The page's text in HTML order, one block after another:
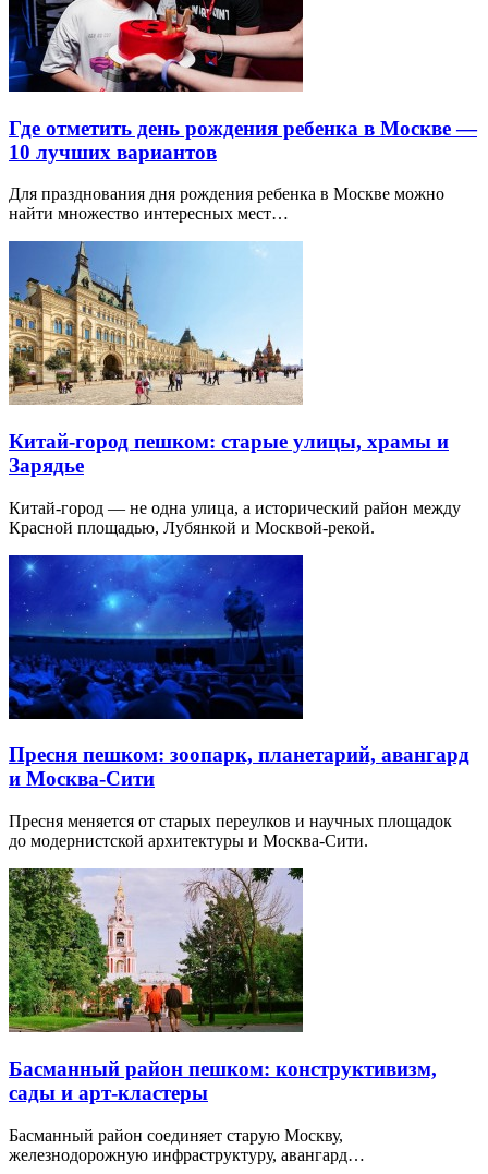
Где отметить день рождения ребенка в Москве —
10 лучших вариантов
Для празднования дня рождения ребенка в Москве можно
найти множество интересных мест…
Китай-город пешком: старые улицы, храмы и
Зарядье
Китай-город — не одна улица, а исторический район между
Красной площадью, Лубянкой и Москвой-рекой.
Пресня пешком: зоопарк, планетарий, авангард
и Москва-Сити
Пресня меняется от старых переулков и научных площадок
до модернистской архитектуры и Москва-Сити.
Басманный район пешком: конструктивизм,
сады и арт-кластеры
Басманный район соединяет старую Москву,
железнодорожную инфраструктуру, авангард…